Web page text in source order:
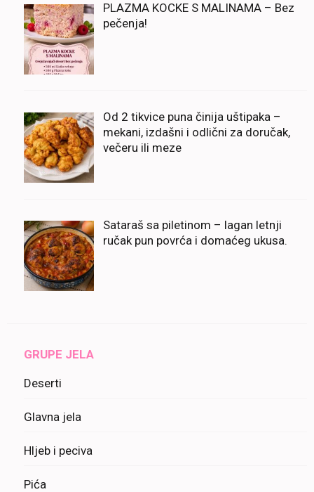
PLAZMA KOCKE S MALINAMA – Bez
pečenja!
Od 2 tikvice puna činija uštipaka –
mekani, izdašni i odlični za doručak,
večeru ili meze
Sataraš sa piletinom – lagan letnji
ručak pun povrća i domaćeg ukusa.
GRUPE JELA
Deserti
Glavna jela
Hljeb i peciva
Pića